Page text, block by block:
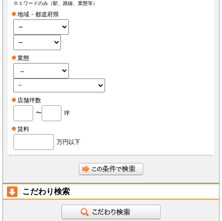
※１ワードのみ（駅、路線、業態等）
地域・都道府県
業態
店舗坪数
〜
坪
賃料
万円以下
こだわり検索